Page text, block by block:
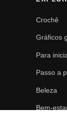
Crochê
Gráficos
Para
Passo a
Beleza
Bem-